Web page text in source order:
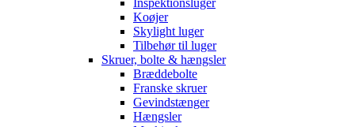
Inspektionsluger
Koøjer
Skylight luger
Tilbehør til luger
Skruer, bolte & hængsler
Bræddebolte
Franske skruer
Gevindstænger
Hængsler